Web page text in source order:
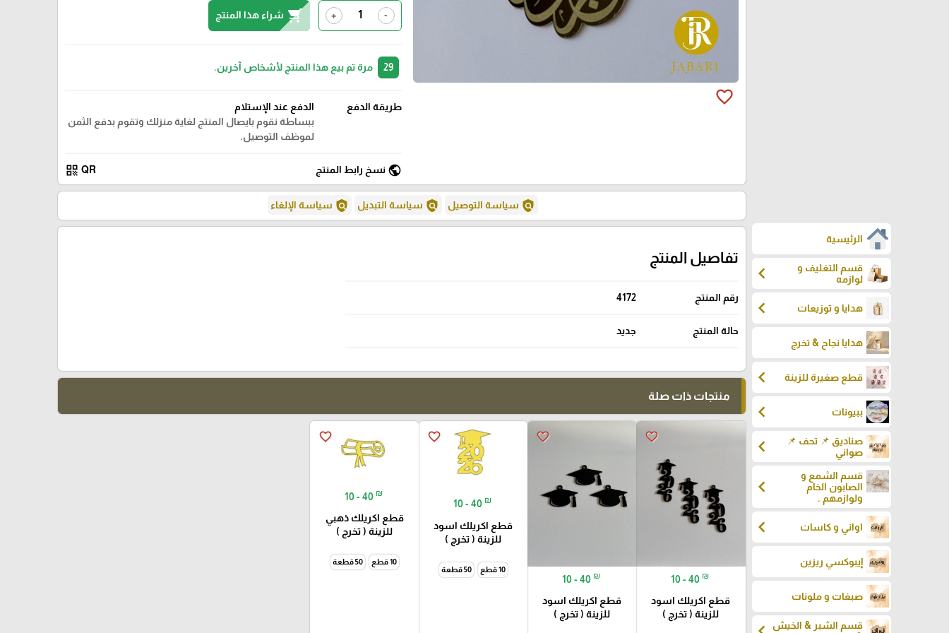
الرئيسية
قسم التغليف و
لوازمه
chevron_left
هدايا و توزيعات chevron_left
هدايا نجاح & تخرج
قطع صغيرة للزينة chevron_left
ببيونات chevron_left
صناديق 📌 تحف 📌
صواني
chevron_left
قسم الشمع و
الصابون الخام
ولوازمهم .
chevron_left
اواني و كاسات chevron_left
إيبوكسي ريزين
صبغات و ملونات
قسم الشبر & الخيش
favorite_border
-
+
shopping_cart شراء هذا المنتج
29 مرة تم بيع هذا المنتج لأشخاص آخرين.
طريقة الدفع
الدفع عند الإستلام
ببساطة نقوم بايصال المنتج لغاية منزلك وتقوم بدفع الثمن
لموظف التوصيل.
public نسخ رابط المنتج QR
qr_code
policy سياسة التوصيل policy سياسة التبديل policy سياسة الإلغاء
تفاصيل المنتج
رقم المنتج 4172
حالة المنتج جديد
منتجات ذات صلة
favorite_border
10 - 40 ₪
قطع اكريلك اسود
للزينة ( تخرج )
favorite_border
10 - 40 ₪
قطع اكريلك اسود
للزينة ( تخرج )
favorite_border
10 - 40 ₪
قطع اكريلك اسود
للزينة ( تخرج )
10 قطع 50 قطعة
favorite_border
10 - 40 ₪
قطع اكريلك ذهبي
للزينة ( تخرج )
10 قطع 50 قطعة